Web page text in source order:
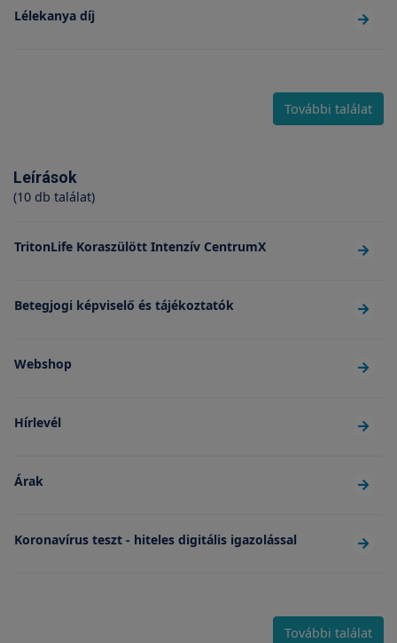
Lélekanya díj
További találat
Leírások
(10 db találat)
TritonLife Koraszülött Intenzív CentrumX
Betegjogi képviselő és tájékoztatók
Webshop
Hírlevél
Árak
Koronavírus teszt - hiteles digitális igazolással
További találat